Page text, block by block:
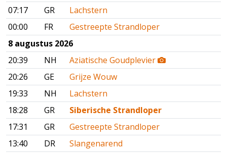
07:17
GR
Lachstern
00:00
FR
Gestreepte Strandloper
8 augustus 2026
20:39
NH
Aziatische Goudplevier
20:26
GE
Grijze Wouw
19:33
NH
Lachstern
18:28
GR
Siberische Strandloper
17:31
GR
Gestreepte Strandloper
13:40
DR
Slangenarend